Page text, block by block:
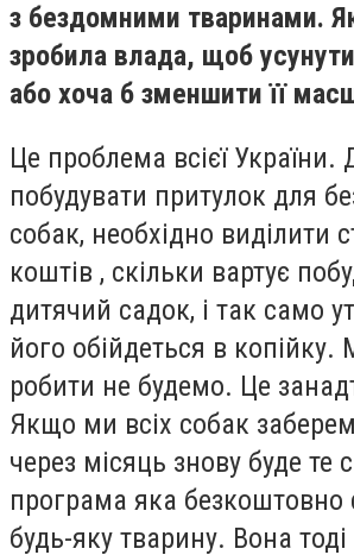
з бездомними тваринами.
зробила влада, щоб
або хоча б зменшити її
Це проблема всієї
побудувати притулок для
собак, необхідно виділити
коштів , скільки вартує
дитячий садок, і так само
його обійдеться в копійку.
робити не будемо. Це
Якщо ми всіх собак
через місяць знову буде
програма яка безкоштовно
будь-яку тварину. Вона